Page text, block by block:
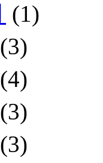
(1)
(3)
(4)
(3)
(3)